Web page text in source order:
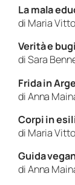
La mala
di Maria
Verità e
di Sara
Frida in
di Anna
Corpi in
di Maria
Guida
di Anna